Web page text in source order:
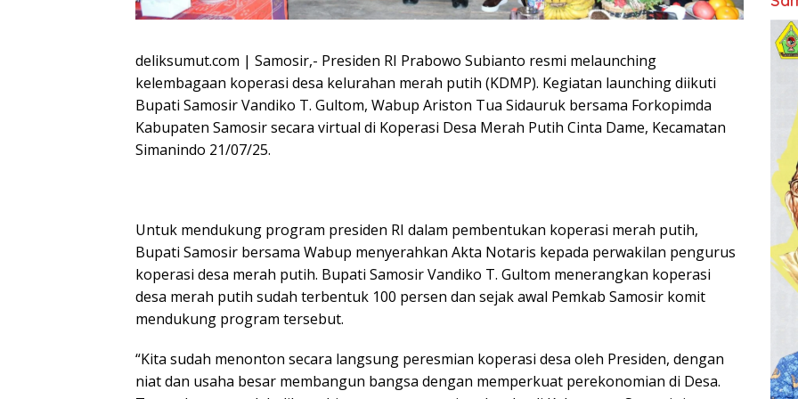
deliksumut.com | Samosir,- Presiden RI Prabowo Subianto resmi melaunching
kelembagaan koperasi desa kelurahan merah putih (KDMP). Kegiatan launching diikuti
Bupati Samosir Vandiko T. Gultom, Wabup Ariston Tua Sidauruk bersama Forkopimda
Kabupaten Samosir secara virtual di Koperasi Desa Merah Putih Cinta Dame, Kecamatan
Simanindo 21/07/25.
Untuk mendukung program presiden RI dalam pembentukan koperasi merah putih,
Bupati Samosir bersama Wabup menyerahkan Akta Notaris kepada perwakilan pengurus
koperasi desa merah putih. Bupati Samosir Vandiko T. Gultom menerangkan koperasi
desa merah putih sudah terbentuk 100 persen dan sejak awal Pemkab Samosir komit
mendukung program tersebut.
“Kita sudah menonton secara langsung peresmian koperasi desa oleh Presiden, dengan
niat dan usaha besar membangun bangsa dengan memperkuat perekonomian di Desa.